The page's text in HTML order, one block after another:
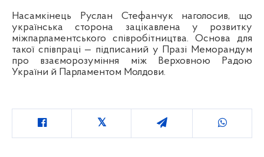
Насамкінець Руслан Стефанчук наголосив, що
українська сторона зацікавлена у розвитку
міжпарламентського співробітництва. Основа для
такої співпраці — підписаний у Празі Меморандум
про взаєморозуміння між Верховною Радою
України й Парламентом Молдови.